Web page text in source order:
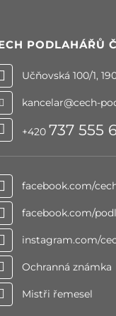
PODLAHÁŘŮ
Učňovská 100/1,
kancelar@cech-
+420 737 555
facebook.com/
facebook.com/
instagram.com/
Ochranná známka
Mistři řemesel